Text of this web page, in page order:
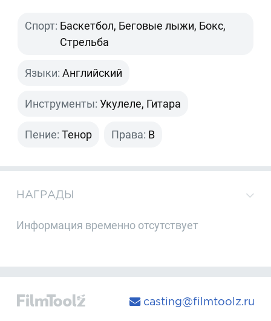
Спорт: Баскетбол, Беговые лыжи, Бокс,
Стрельба
Языки: Английский
Инструменты: Укулеле, Гитара
Пение: Тенор Права: B
НАГРАДЫ
Информация временно отсутствует
casting@filmtoolz.ru